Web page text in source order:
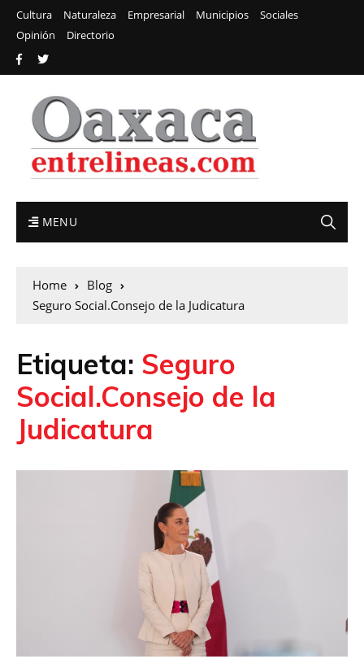
Cultura Naturaleza Empresarial Municipios
Sociales
Opinión
Directorio
MENU
Home
Blog
Seguro Social.Consejo de la Judicatura
Etiqueta: Seguro
Social.Consejo de la
Judicatura